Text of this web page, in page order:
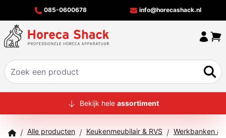
085-0600678 info@horecashack.nl
HOME
Bekijk hele assortiment
/ Alle producten / Keukenmeubilair & RVS / Werkbanken &